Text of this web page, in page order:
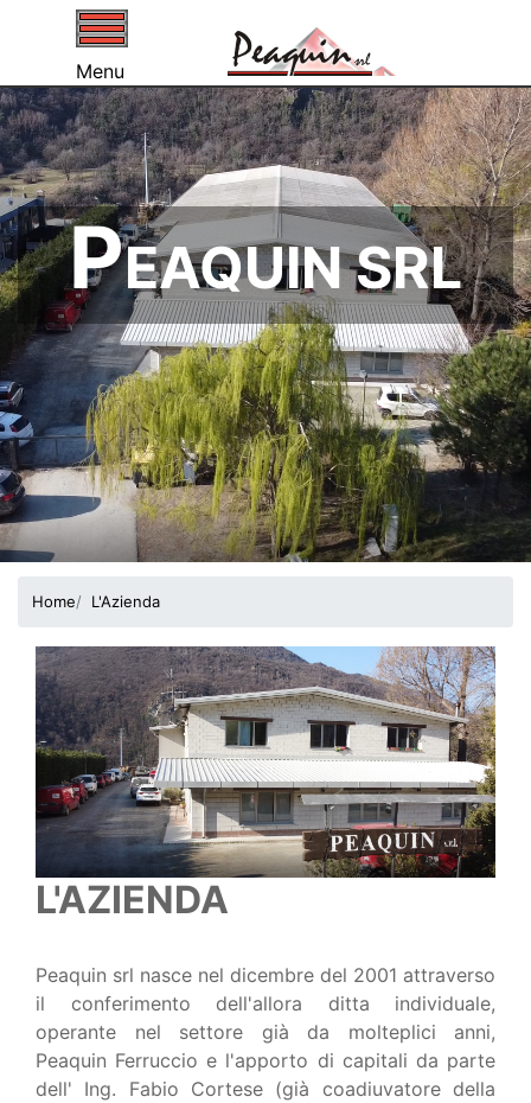
Menu
PEAQUIN SRL
Home L'Azienda
L'AZIENDA
Peaquin srl nasce nel dicembre del 2001 attraverso
il conferimento dell'allora ditta individuale,
operante nel settore già da molteplici anni,
Peaquin Ferruccio e l'apporto di capitali da parte
dell' Ing. Fabio Cortese (già coadiuvatore della